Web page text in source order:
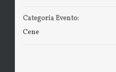
Categoria Evento:
Cene